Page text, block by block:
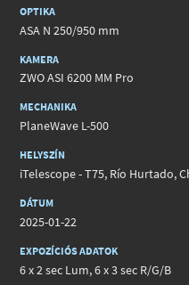
OPTIKA
ASA N 250/950 mm
KAMERA
ZWO ASI 6200 MM Pro
MECHANIKA
PlaneWave L-500
HELYSZÍN
iTelescope - T75, Río Hurtado,
DÁTUM
2025-01-22
EXPOZÍCIÓS ADATOK
6 x 2 sec Lum, 6 x 3 sec R/G/B